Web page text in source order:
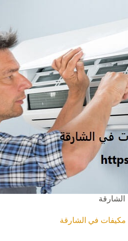
الشارقة
في الشارقة